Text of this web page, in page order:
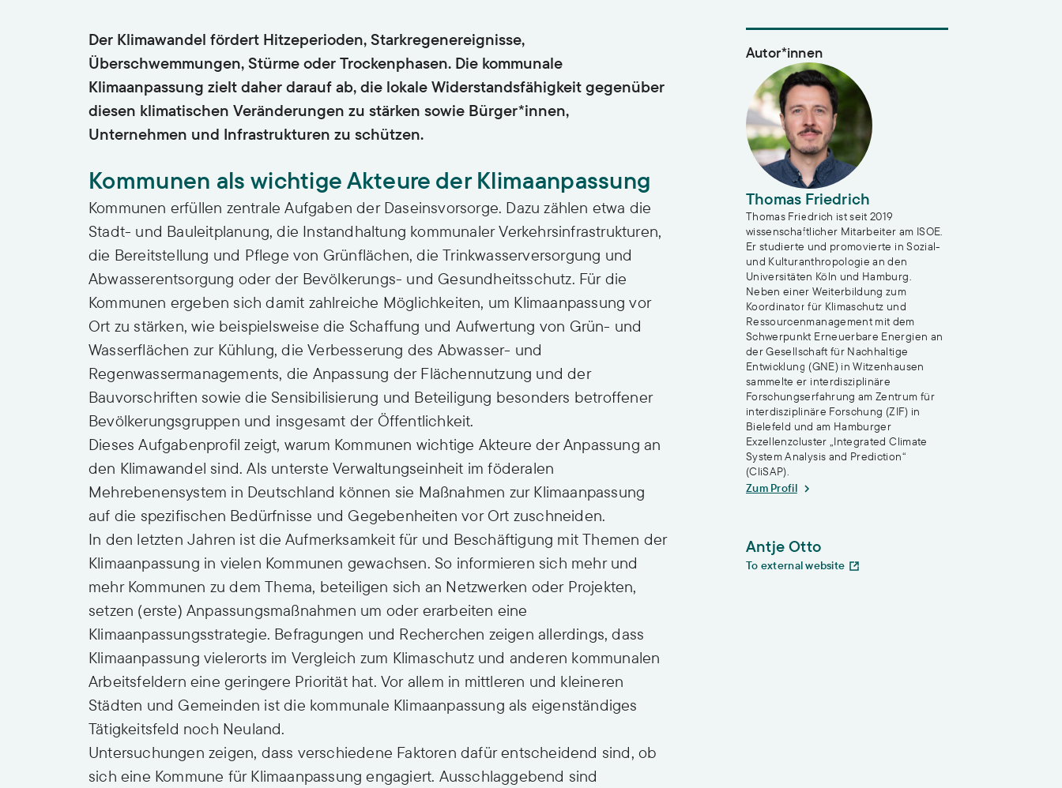
Der Klimawandel fördert Hitzeperioden, Starkregenereignisse,
Überschwemmungen, Stürme oder Trockenphasen. Die kommunale
Klimaanpassung zielt daher darauf ab, die lokale Widerstandsfähigkeit gegenüber
diesen klimatischen Veränderungen zu stärken sowie Bürger*innen,
Unternehmen und Infrastrukturen zu schützen.
Kommunen als wichtige Akteure der Klimaanpassung
Kommunen erfüllen zentrale Aufgaben der Daseinsvorsorge. Dazu zählen etwa die
Stadt- und Bauleitplanung, die Instandhaltung kommunaler Verkehrsinfrastrukturen,
die Bereitstellung und Pflege von Grünflächen, die Trinkwasserversorgung und
Abwasserentsorgung oder der Bevölkerungs- und Gesundheitsschutz. Für die
Kommunen ergeben sich damit zahlreiche Möglichkeiten, um Klimaanpassung vor
Ort zu stärken, wie beispielsweise die Schaffung und Aufwertung von Grün- und
Wasserflächen zur Kühlung, die Verbesserung des Abwasser- und
Regenwassermanagements, die Anpassung der Flächennutzung und der
Bauvorschriften sowie die Sensibilisierung und Beteiligung besonders betroffener
Bevölkerungsgruppen und insgesamt der Öffentlichkeit.
Dieses Aufgabenprofil zeigt, warum Kommunen wichtige Akteure der Anpassung an
den Klimawandel sind. Als unterste Verwaltungseinheit im föderalen
Mehrebenensystem in Deutschland können sie Maßnahmen zur Klimaanpassung
auf die spezifischen Bedürfnisse und Gegebenheiten vor Ort zuschneiden.
In den letzten Jahren ist die Aufmerksamkeit für und Beschäftigung mit Themen der
Klimaanpassung in vielen Kommunen gewachsen. So informieren sich mehr und
mehr Kommunen zu dem Thema, beteiligen sich an Netzwerken oder Projekten,
setzen (erste) Anpassungsmaßnahmen um oder erarbeiten eine
Klimaanpassungsstrategie. Befragungen und Recherchen zeigen allerdings, dass
Klimaanpassung vielerorts im Vergleich zum Klimaschutz und anderen kommunalen
Arbeitsfeldern eine geringere Priorität hat. Vor allem in mittleren und kleineren
Städten und Gemeinden ist die kommunale Klimaanpassung als eigenständiges
Tätigkeitsfeld noch Neuland.
Untersuchungen zeigen, dass verschiedene Faktoren dafür entscheidend sind, ob
sich eine Kommune für Klimaanpassung engagiert. Ausschlaggebend sind
Autor*innen
Thomas Friedrich
Thomas Friedrich ist seit 2019
wissenschaftlicher Mitarbeiter am ISOE.
Er studierte und promovierte in Sozial-
und Kulturanthropologie an den
Universitäten Köln und Hamburg.
Neben einer Weiterbildung zum
Koordinator für Klimaschutz und
Ressourcenmanagement mit dem
Schwerpunkt Erneuerbare Energien an
der Gesellschaft für Nachhaltige
Entwicklung (GNE) in Witzenhausen
sammelte er interdisziplinäre
Forschungserfahrung am Zentrum für
interdisziplinäre Forschung (ZIF) in
Bielefeld und am Hamburger
Exzellenzcluster „Integrated Climate
System Analysis and Prediction“
(CliSAP).
Zum Profil
Antje Otto
To external website